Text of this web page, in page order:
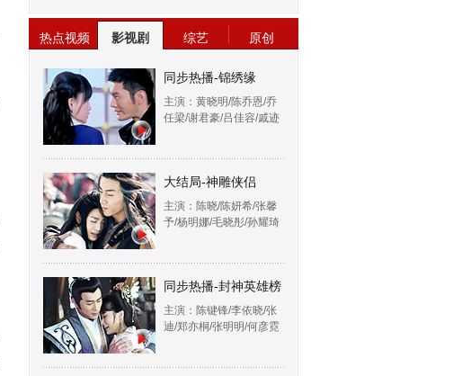
热点视频 影视剧 综艺 原创
同步热播-锦绣缘
主演：黄晓明/陈乔恩/乔
任梁/谢君豪/吕佳容/戚迹
大结局-神雕侠侣
主演：陈晓/陈妍希/张馨
予/杨明娜/毛晓彤/孙耀琦
同步热播-封神英雄榜
主演：陈键锋/李依晓/张
迪/郑亦桐/张明明/何彦霓